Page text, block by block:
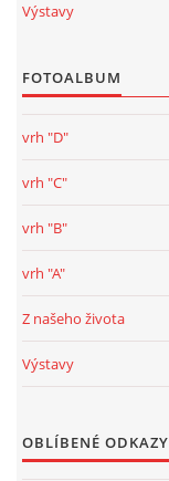
Výstavy
FOTOALBUM
vrh "D"
vrh "C"
vrh "B"
vrh "A"
Z našeho života
Výstavy
OBLÍBENÉ ODKAZY